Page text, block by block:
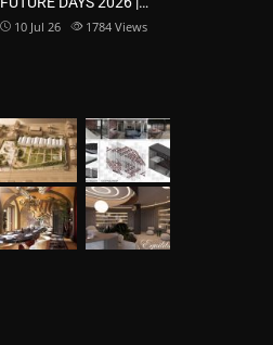
10 Jul 26 1784 Views